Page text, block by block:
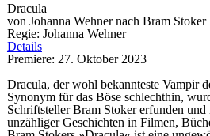
Dracula
von Johanna Wehner nach Bram Stoker
Regie: Johanna Wehner
Details
Premiere: 27. Oktober 2023
Dracula, der wohl bekannteste Vampir
Synonym für das Böse schlechthin,
Schriftsteller Bram Stoker erfunden und
unzähliger Geschichten in Filmen,